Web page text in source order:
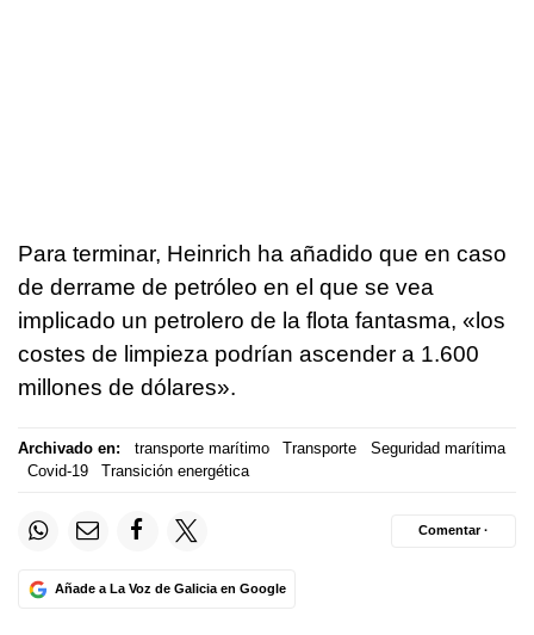
Para terminar, Heinrich ha añadido que en caso
de derrame de petróleo en el que se vea
implicado un petrolero de la flota fantasma, «los
costes de limpieza podrían ascender a 1.600
millones de dólares».
Archivado en: transporte marítimo Transporte
Seguridad marítima
Covid-19
Transición energética
Añade a La Voz de Galicia en Google
Comentar ·